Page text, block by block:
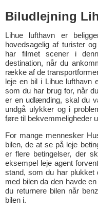
Biludlejning
Lihue lufthavn er
hovedsagelig af turister
har filmet scener i
destination, når du
række af de
leje en bil i Lihue lufthavn
som du har brug for, når
er en udlænding, skal du
undgå ulykker og i
føre til bekvemmeligheder
For mange mennesker
bilen, de at se på leje
er flere betingelser, der
eksempel leje agent
stand, som du har
med bilen da den havde
du returnere bilen når
bilen i.